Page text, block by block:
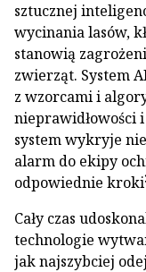
sztucznej
wycinania lasów,
stanowią
zwierząt. System
z wzorcami i
nieprawidłowości
system wykryje
alarm do ekipy
odpowiednie kroki
Cały czas
technologie
jak najszybciej